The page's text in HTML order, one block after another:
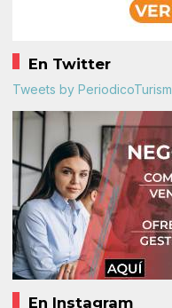
En Twitter
Tweets by PeriodicoTurism
En Instagram